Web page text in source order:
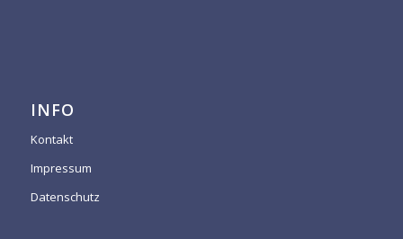
INFO
Kontakt
Impressum
Datenschutz